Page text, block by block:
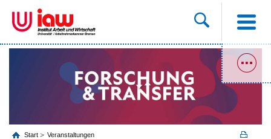
Start Veranstaltungen